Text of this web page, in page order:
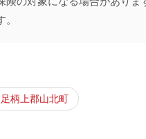
足柄上郡山北町